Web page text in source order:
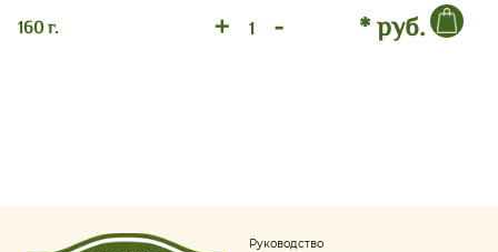
160 г. + - * руб.
Руководство